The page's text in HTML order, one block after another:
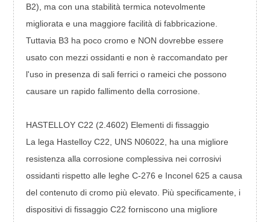
B2), ma con una stabilità termica notevolmente
migliorata e una maggiore facilità di fabbricazione.
Tuttavia B3 ha poco cromo e NON dovrebbe essere
usato con mezzi ossidanti e non è raccomandato per
l'uso in presenza di sali ferrici o rameici che possono
causare un rapido fallimento della corrosione.
HASTELLOY C22 (2.4602) Elementi di fissaggio
La lega Hastelloy C22, UNS N06022, ha una migliore
resistenza alla corrosione complessiva nei corrosivi
ossidanti rispetto alle leghe C-276 e Inconel 625 a causa
del contenuto di cromo più elevato. Più specificamente, i
dispositivi di fissaggio C22 forniscono una migliore